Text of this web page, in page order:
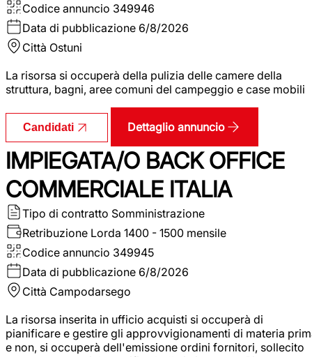
Codice annuncio 349946
Data di pubblicazione 6/8/2026
Città Ostuni
La risorsa si occuperà della pulizia delle camere della
struttura, bagni, aree comuni del campeggio e case mobili
Candidati Dettaglio annuncio
IMPIEGATA/O BACK OFFICE
COMMERCIALE ITALIA
Tipo di contratto Somministrazione
Retribuzione Lorda 1400 - 1500 mensile
Codice annuncio 349945
Data di pubblicazione 6/8/2026
Città Campodarsego
La risorsa inserita in ufficio acquisti si occuperà di
pianificare e gestire gli approvvigionamenti di materia
e non, si occuperà dell'emissione ordini fornitori, sollecito